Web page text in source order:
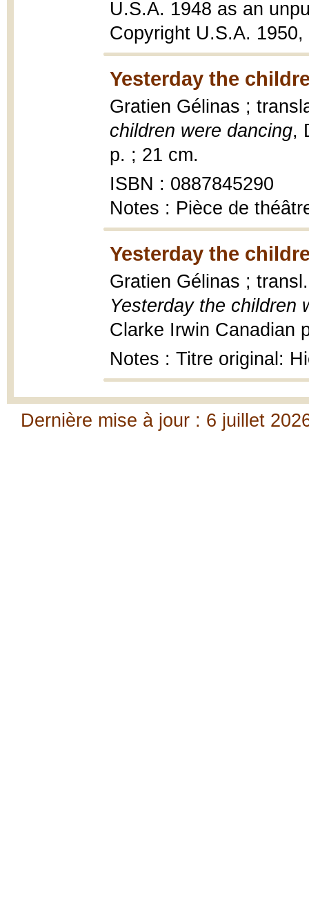
U.S.A. 1948 as an
Copyright U.S.A.
Yesterday the
Gratien Gélinas ;
children were dancing,
p. ; 21 cm.
ISBN : 0887845290
Notes : Pièce de
Yesterday the
Gratien Gélinas ;
Yesterday the children
Clarke Irwin Canadian
Notes : Titre original:
Dernière mise à jour : 6 juillet